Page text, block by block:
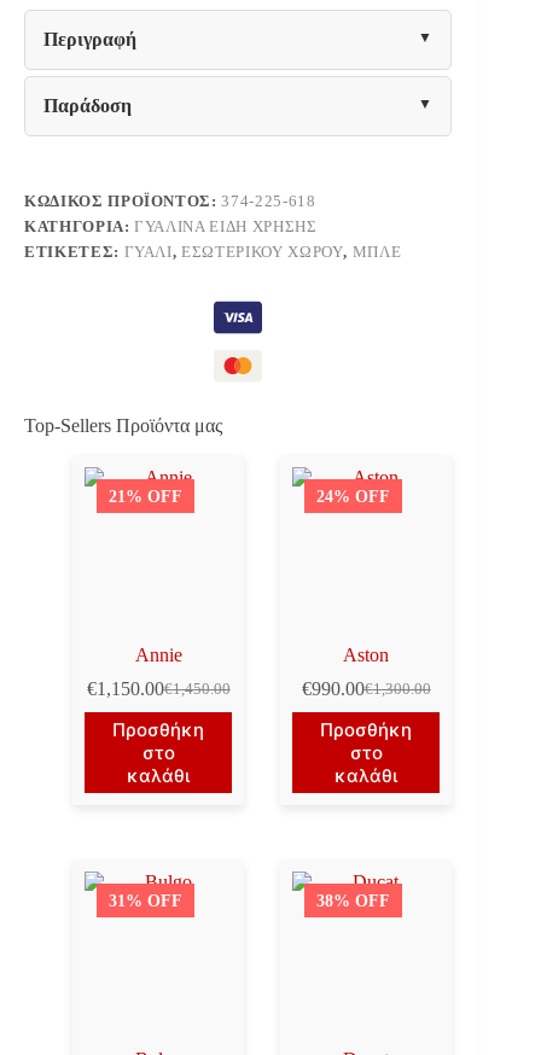
FL855
ΜΠΛΕ
ΧΡΩΜΑ
9x17εκ
ποσότητα
Περιγραφή
Παράδοση
ΚΩΔΙΚΌΣ ΠΡΟΪΌΝΤΟΣ:374-225-618
ΚΑΤΗΓΟΡΊΑ:ΓΥΆΛΙΝΑ ΕΊΔΗ ΧΡΉΣΗΣ
ΕΤΙΚΈΤΕΣ: ΓΥΑΛΊ,ΕΣΩΤΕΡΙΚΟΎ ΧΏΡΟΥ, ΜΠΛΕ
Top-Sellers Προϊόντα μας
21% OFF
Annie
€1,450.00
Original
price
was:
€1,450.00.
€1,150.00Η
τρέχουσα
τιμή
είναι:
€1,150.00.
Προσθήκη
στο
καλάθι
24% OFF
Aston
€1,300.00
Original
price
was:
€1,300.00.
€990.00Η
τρέχουσα
τιμή
είναι:
€990.00.
Προσθήκη
στο
καλάθι
31% OFF 38% OFF